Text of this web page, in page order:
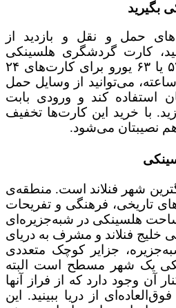
بگیرید
حمل و نقل و بازدید از
کارت گردشگری هلسینکی
بگیرید. با پرداخت ۴۳، ۵۳ یا ۶۳ یورو برای کارت‌های ۲۴
۴۸ ساعته و ۷۲ ساعته، می‌توانید از وسایل حمل
استفاده کند و ورودی بابت
با خرید این کارت‌ها تخفیف
نصیبتان می‌شود.
شهر فنلاند است. منطقه‌ی
تاریخی، فرهنگی و تفریحات
هلسینکی در شبه‌جزیره‌ای
خلیج فنلاند و مشرف به دریای
جزایر کوچک متعددی
یک شهر مسطح است البته
آن وجود دارد که از فراز آنها
از دریا ببینید. این